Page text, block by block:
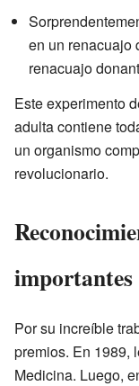
en un renacuajo
renacuajo
Este experimento
adulta contiene
un organismo
revolucionario.
importantes
Por su increíble
premios. En 1989,
Medicina. Luego,